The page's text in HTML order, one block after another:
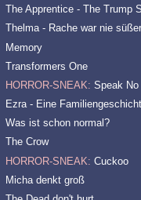
The Apprentice - The Trump
Thelma - Rache war nie süßer
Memory
Transformers One
HORROR-SNEAK: Speak
Ezra - Eine
Was ist schon normal?
The Crow
HORROR-SNEAK: Cuckoo
Micha denkt groß